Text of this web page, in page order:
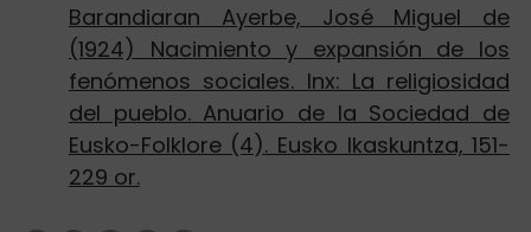
Barandiaran Ayerbe, José Miguel de
(1924) Nacimiento y expansión de los
fenómenos sociales. Inx: La religiosidad
del pueblo. Anuario de la Sociedad de
Eusko-Folklore (4). Eusko Ikaskuntza, 151-
229 or.